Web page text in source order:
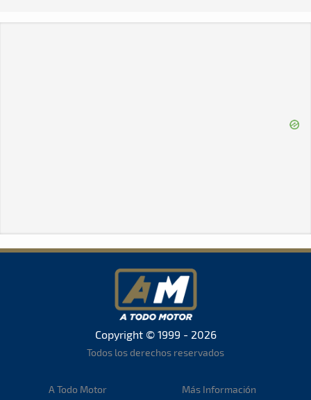
Copyright © 1999 - 2026
Todos los derechos reservados
A Todo Motor Más Información